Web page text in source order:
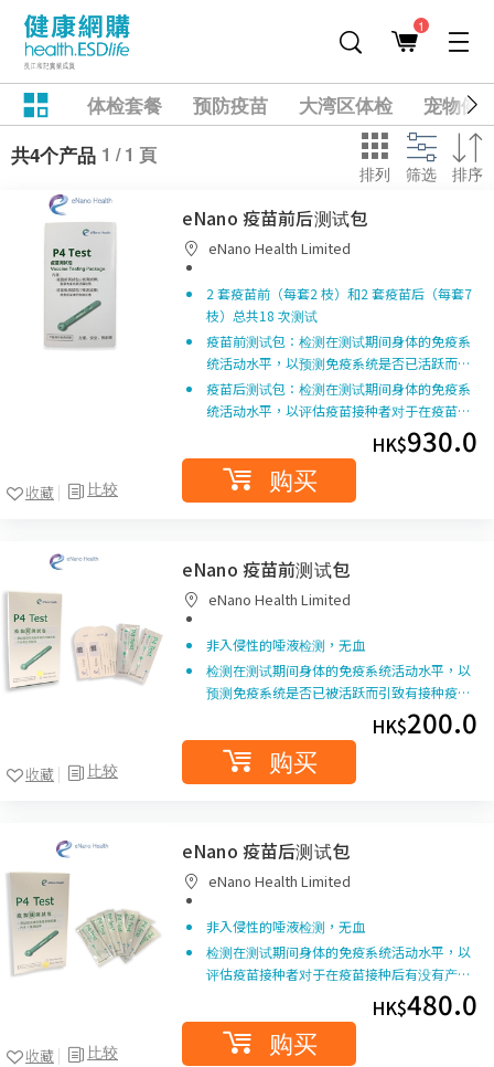
1
体检套餐 预防疫苗 大湾区体检
宠物健
共4个产品 1 / 1 頁
排列 筛选 排序
比较
收藏
eNano 疫苗前后测试包
eNano Health Limited
2 套疫苗前（每套2 枝）和2 套疫苗后（每套7
枝）总共18 次测试
疫苗前测试包：检测在测试期间身体的免疫系
统活动水平，以预测免疫系统是否已活跃而…
疫苗后测试包：检测在测试期间身体的免疫系
统活动水平，以评估疫苗接种者对于在疫苗…
HK$930.0
购买
比较
收藏
eNano 疫苗前测试包
eNano Health Limited
非入侵性的唾液检测，无血
检测在测试期间身体的免疫系统活动水平，以
预测免疫系统是否已被活跃而引致有接种疫…
HK$200.0
购买
比较
收藏
eNano 疫苗后测试包
eNano Health Limited
非入侵性的唾液检测，无血
检测在测试期间身体的免疫系统活动水平，以
评估疫苗接种者对于在疫苗接种后有没有产…
HK$480.0
购买